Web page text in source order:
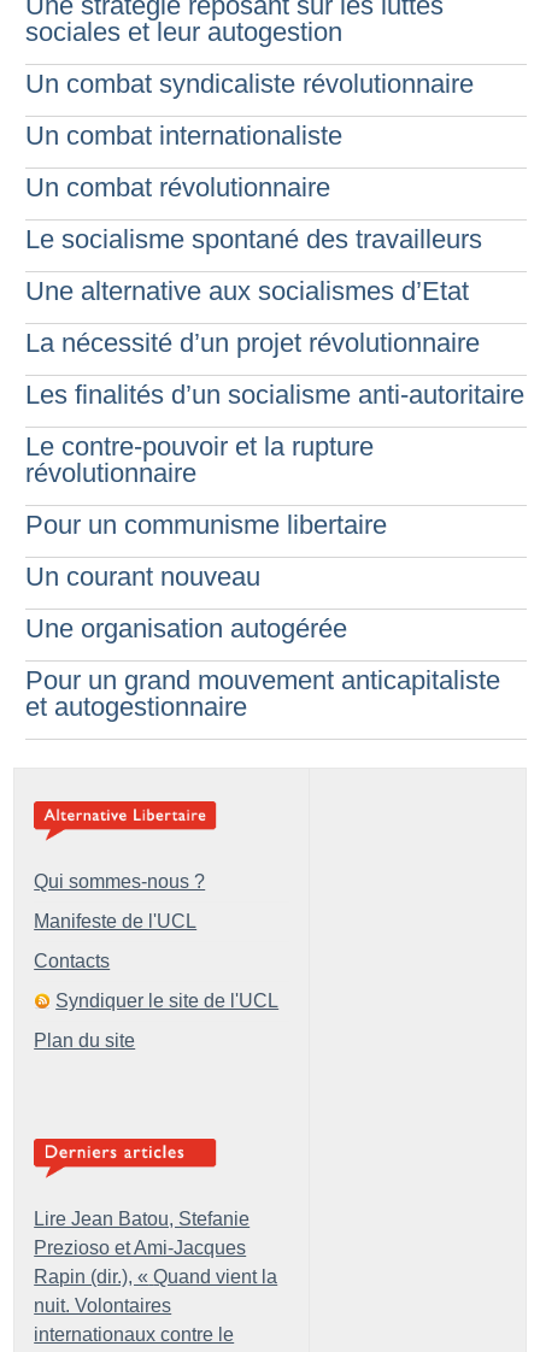
sociales et leur autogestion
Un combat syndicaliste révolutionnaire
Un combat internationaliste
Un combat révolutionnaire
Le socialisme spontané des travailleurs
Une alternative aux socialismes d’Etat
La nécessité d’un projet révolutionnaire
Les finalités d’un socialisme anti-autoritaire
Le contre-pouvoir et la rupture
révolutionnaire
Pour un communisme libertaire
Un courant nouveau
Une organisation autogérée
Pour un grand mouvement anticapitaliste
et autogestionnaire
Qui sommes-nous ?
Manifeste de l'UCL
Contacts
Syndiquer le site de l'UCL
Plan du site
Lire Jean Batou, Stefanie
Prezioso et Ami-Jacques
Rapin (dir.), « Quand vient la
nuit. Volontaires
internationaux contre le